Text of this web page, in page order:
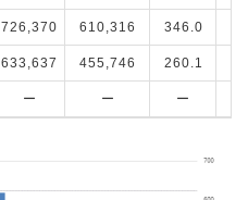
726,370 610,316 346.0
633,637 455,746 260.1
ー ー ー